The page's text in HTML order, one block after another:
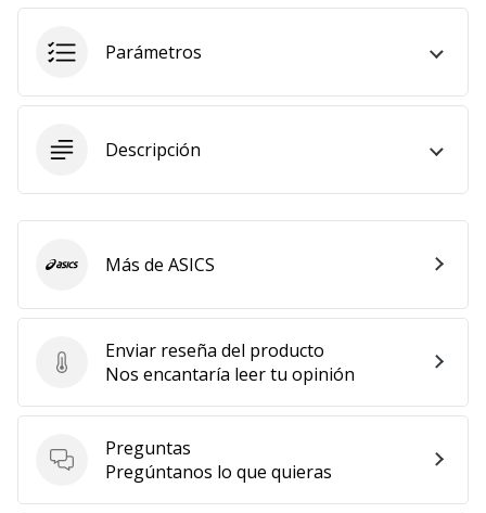
•
2 min. de lectura
¡Conviértete
en
Weplayvolleyball!
jugón?
queremos
en
nuestro
equipo!
Mostrar
Parámetros
Descripción
Enviar reseña del producto
Enviar reseña del producto
Nos encantaría leer tu opinión
Preguntas
Preguntas
Pregúntanos lo que quieras
ASICSMás de ASICS